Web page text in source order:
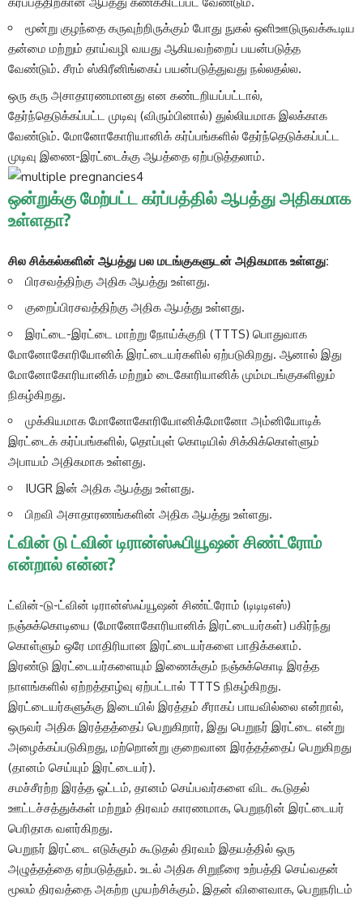
மூன்று குழந்தை கருவுற்றிருக்கும் போது நுகல் ஒளிஊடுருவக்கூடிய
தன்மை மற்றும் தாய்வழி வயது ஆகியவற்றைப் பயன்படுத்த
வேண்டும். சீரம் ஸ்கிரீனிங்கைப் பயன்படுத்துவது நல்லதல்ல.
ஒரு கரு அசாதாரணமானது என கண்டறியப்பட்டால்,
தேர்ந்தெடுக்கப்பட்ட முடிவு (விரும்பினால்) துல்லியமாக இலக்காக
வேண்டும். மோனோகோரியானிக் கர்ப்பங்களில் தேர்ந்தெடுக்கப்பட்ட
முடிவு இணை-இரட்டைக்கு ஆபத்தை ஏற்படுத்தலாம்.
ஒன்றுக்கு மேற்பட்ட கர்ப்பத்தில் ஆபத்து அதிகமாக
உள்ளதா?
சில சிக்கல்களின் ஆபத்து பல மடங்குகளுடன் அதிகமாக உள்ளது:
பிரசவத்திற்கு அதிக ஆபத்து உள்ளது.
குறைப்பிரசவத்திற்கு அதிக ஆபத்து உள்ளது.
இரட்டை-இரட்டை மாற்று நோய்க்குறி (TTTS) பொதுவாக
மோனோகோரியோனிக் இரட்டையர்களில் ஏற்படுகிறது. ஆனால் இது
மோனோகோரியானிக் மற்றும் டைகோரியானிக் மும்மடங்குகளிலும்
நிகழ்கிறது.
முக்கியமாக மோனோகோரியோனிக்மோனோ அம்னியோடிக்
இரட்டைக் கர்ப்பங்களில், தொப்புள் கொடியில் சிக்கிக்கொள்ளும்
அபாயம் அதிகமாக உள்ளது.
IUGR இன் அதிக ஆபத்து உள்ளது.
பிறவி அசாதாரணங்களின் அதிக ஆபத்து உள்ளது.
ட்வின் டு ட்வின் டிரான்ஸ்ஃபியூஷன் சிண்ட்ரோம்
என்றால் என்ன?
ட்வின்-டு-ட்வின் டிரான்ஸ்ஃப்யூஷன் சிண்ட்ரோம் (டிடிடிஎஸ்)
நஞ்சுக்கொடியை (மோனோகோரியானிக் இரட்டையர்கள்) பகிர்ந்து
கொள்ளும் ஒரே மாதிரியான இரட்டையர்களை பாதிக்கலாம்.
இரண்டு இரட்டையர்களையும் இணைக்கும் நஞ்சுக்கொடி இரத்த
நாளங்களில் ஏற்றத்தாழ்வு ஏற்பட்டால் TTTS நிகழ்கிறது.
இரட்டையர்களுக்கு இடையில் இரத்தம் சீராகப் பாயவில்லை என்றால்,
ஒருவர் அதிக இரத்தத்தைப் பெறுகிறார், இது பெறுநர் இரட்டை என்று
அழைக்கப்படுகிறது, மற்றொன்று குறைவான இரத்தத்தைப் பெறுகிறது
(தானம் செய்யும் இரட்டையர்).
சமச்சீரற்ற இரத்த ஓட்டம், தானம் செய்பவர்களை விட கூடுதல்
ஊட்டச்சத்துக்கள் மற்றும் திரவம் காரணமாக, பெறுநரின் இரட்டையர்
பெரிதாக வளர்கிறது.
பெறுநர் இரட்டை எடுக்கும் கூடுதல் திரவம் இதயத்தில் ஒரு
அழுத்தத்தை ஏற்படுத்தும். உடல் அதிக சிறுநீரை உற்பத்தி செய்வதன்
மூலம் திரவத்தை அகற்ற முயற்சிக்கும். இதன் விளைவாக, பெறுநரிடம்